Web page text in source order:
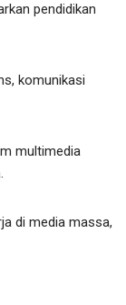
pendidikan
komunikasi
multimedia
di media massa,